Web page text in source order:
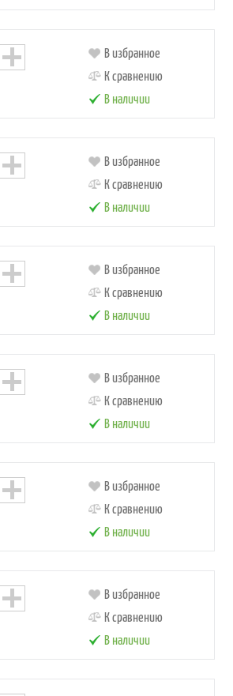
В избранное
К сравнению
В наличии
В избранное
К сравнению
В наличии
В избранное
К сравнению
В наличии
В избранное
К сравнению
В наличии
В избранное
К сравнению
В наличии
В избранное
К сравнению
В наличии